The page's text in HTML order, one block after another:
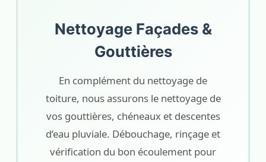
Nettoyage Façades &
Gouttières
En complément du nettoyage de
toiture, nous assurons le nettoyage de
vos gouttières, chéneaux et descentes
d’eau pluviale. Débouchage, rinçage et
vérification du bon écoulement pour